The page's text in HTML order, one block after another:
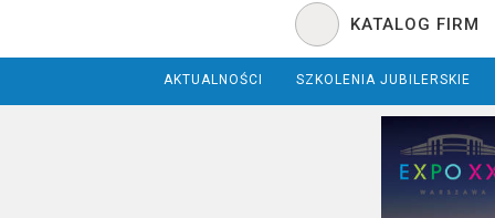
KATALOG FIRM
AKTUALNOŚCI SZKOLENIA JUBILERSKIE